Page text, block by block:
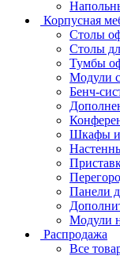
Корпусная
Столы
Столы
Тумбы
Модули
Бенч-
Шкафы и
Панели
Модули
Распродажа
Все